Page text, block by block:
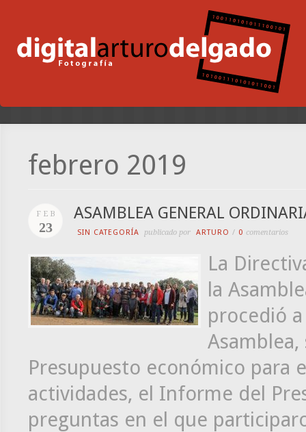
febrero 2019
FEB
23
ASAMBLEA GENERAL
SIN CATEGORÍA publicado por ARTURO / 0 comentarios
La
la
procedió
Presupuesto económico para
actividades, el Informe del
preguntas en el que